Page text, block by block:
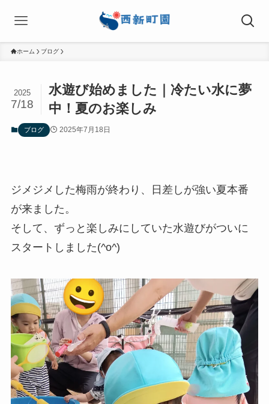
ホーム ブログ
水遊び始めました｜冷たい水に夢
中！夏のお楽しみ
2025
7/18
ブログ 2025年7月18日
ジメジメした梅雨が終わり、日差しが強い夏本番
が来ました。
そして、ずっと楽しみにしていた水遊びがついに
スタートしました(^o^)